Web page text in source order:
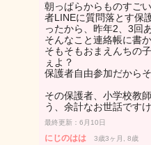
朝っぱらからものすご
者LINEに質問落とす
ったから、昨年2、3回
そんなこと連絡帳に書
そもそもおまえんちの
ぇよ？
保護者自由参加だから
その保護者、小学校教
う、余計なお世話ですけ
最終更新：6月10日
にじのはは 3歳3ヶ月, 8歳